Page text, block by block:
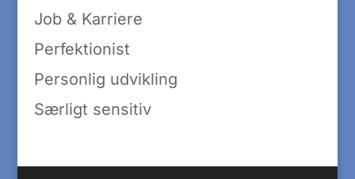
Job & Karriere
Perfektionist
Personlig udvikling
Særligt sensitiv